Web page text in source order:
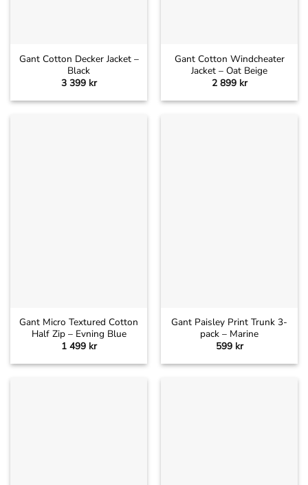
Gant Cotton Decker Jacket –
Black
3 399 kr
Gant Cotton Windcheater
Jacket – Oat Beige
2 899 kr
Gant Micro Textured Cotton
Half Zip – Evning Blue
1 499 kr
Gant Paisley Print Trunk 3-
pack – Marine
599 kr